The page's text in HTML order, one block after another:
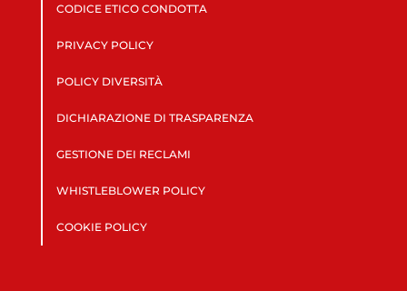
CODICE ETICO CONDOTTA
PRIVACY POLICY
POLICY DIVERSITÀ
DICHIARAZIONE DI TRASPARENZA
GESTIONE DEI RECLAMI
WHISTLEBLOWER POLICY
COOKIE POLICY